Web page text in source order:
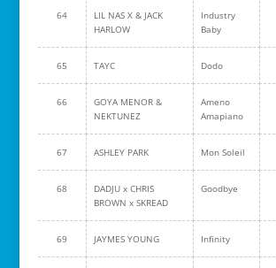
64
LIL NAS X & JACK
HARLOW
Industry
Baby
65 TAYC Dodo
66
GOYA MENOR &
NEKTUNEZ
Ameno
Amapiano
67 ASHLEY PARK Mon Soleil
68
DADJU x CHRIS
BROWN x SKREAD
Goodbye
69 JAYMES YOUNG Infinity